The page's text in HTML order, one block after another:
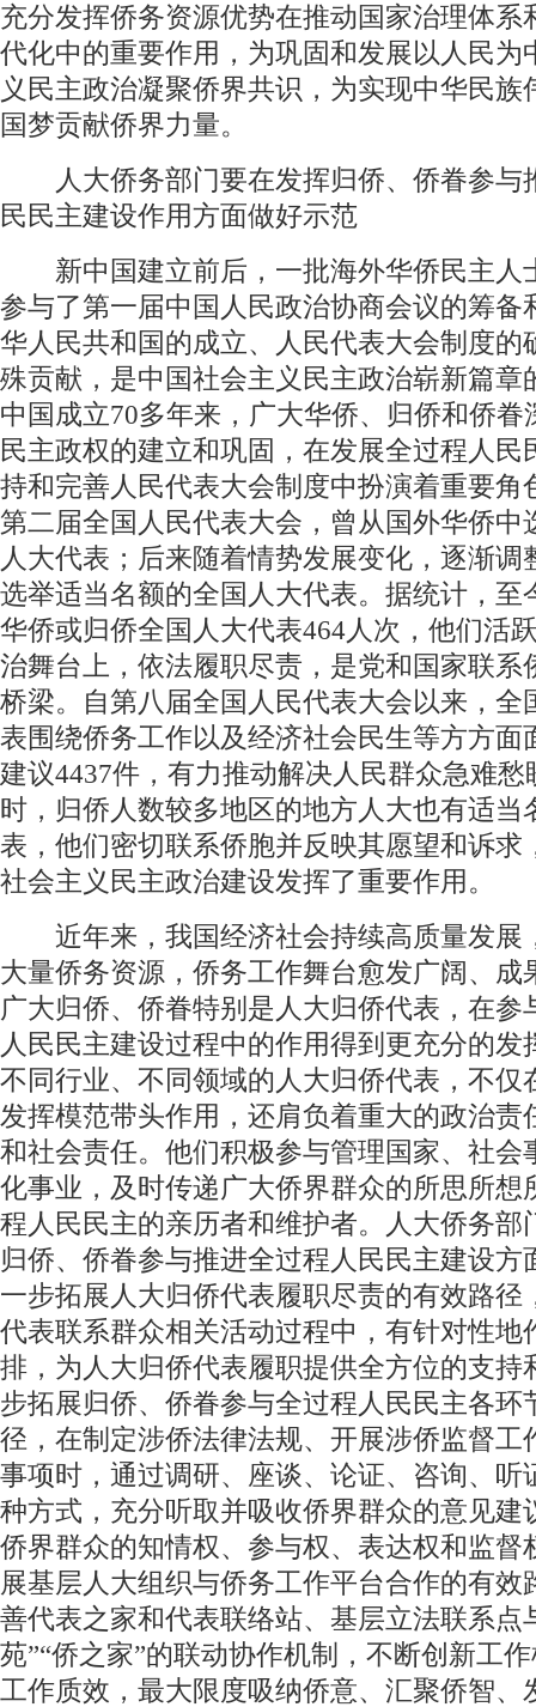
充分发挥侨务资源优势在推动国家治理体系
代化中的重要作用，为巩固和发展以人民为
义民主政治凝聚侨界共识，为实现中华民族
国梦贡献侨界力量。
人大侨务部门要在发挥归侨、侨眷参与
民民主建设作用方面做好示范
新中国建立前后，一批海外华侨民主人
参与了第一届中国人民政治协商会议的筹备
华人民共和国的成立、人民代表大会制度的
殊贡献，是中国社会主义民主政治崭新篇章
中国成立70多年来，广大华侨、归侨和侨眷
民主政权的建立和巩固，在发展全过程人民
持和完善人民代表大会制度中扮演着重要角
第二届全国人民代表大会，曾从国外华侨中
人大代表；后来随着情势发展变化，逐渐调
选举适当名额的全国人大代表。据统计，至
华侨或归侨全国人大代表464人次，他们活
治舞台上，依法履职尽责，是党和国家联系
桥梁。自第八届全国人民代表大会以来，全
表围绕侨务工作以及经济社会民生等方方面
建议4437件，有力推动解决人民群众急难愁
时，归侨人数较多地区的地方人大也有适当
表，他们密切联系侨胞并反映其愿望和诉求
社会主义民主政治建设发挥了重要作用。
近年来，我国经济社会持续高质量发展
大量侨务资源，侨务工作舞台愈发广阔、成
广大归侨、侨眷特别是人大归侨代表，在参
人民民主建设过程中的作用得到更充分的发
不同行业、不同领域的人大归侨代表，不仅
发挥模范带头作用，还肩负着重大的政治责
和社会责任。他们积极参与管理国家、社会
化事业，及时传递广大侨界群众的所思所想
程人民民主的亲历者和维护者。人大侨务部
归侨、侨眷参与推进全过程人民民主建设方
一步拓展人大归侨代表履职尽责的有效路径
代表联系群众相关活动过程中，有针对性地
排，为人大归侨代表履职提供全方位的支持
步拓展归侨、侨眷参与全过程人民民主各环
径，在制定涉侨法律法规、开展涉侨监督工
事项时，通过调研、座谈、论证、咨询、听
种方式，充分听取并吸收侨界群众的意见建
侨界群众的知情权、参与权、表达权和监督
展基层人大组织与侨务工作平台合作的有效
善代表之家和代表联络站、基层立法联系点
苑”“侨之家”的联动协作机制，不断创新工
工作质效，最大限度吸纳侨意、汇聚侨智、